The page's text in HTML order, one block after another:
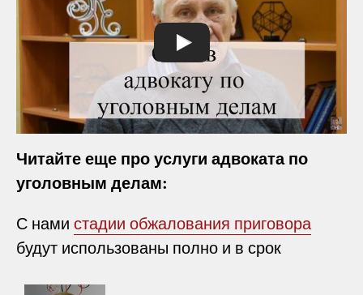
Читайте еще про услуги адвоката по
уголовным делам:
С нами стадии обжалования приговора
будут использованы полно и в срок